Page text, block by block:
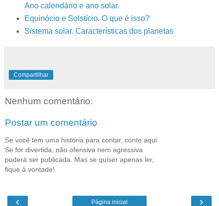
Ano calendário e ano solar.
Equinócio e Solstício. O que é isso?
Sistema solar. Características dos planetas
Compartilhar
Nenhum comentário:
Postar um comentário
Se você tem uma história para contar, conte aqui.
Se for divertida, não ofensiva nem agressiva
poderá ser publicada. Mas se quiser apenas ler,
fique à vontade!
‹ ›
Página inicial